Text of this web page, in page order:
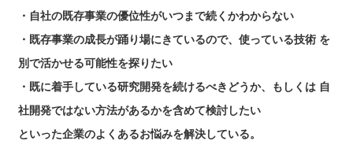
・自社の既存事業の優位性がいつまで続くかわからない
・既存事業の成長が踊り場にきているので、使っている技術 を
別で活かせる可能性を探りたい
・既に着手している研究開発を続けるべきどうか、もしくは 自
社開発ではない方法があるかを含めて検討したい
といった企業のよくあるお悩みを解決している。